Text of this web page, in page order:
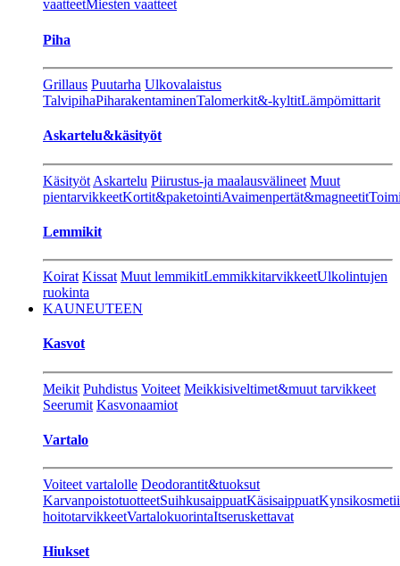
vaatteetMiesten vaatteet
Piha
Grillaus Puutarha Ulkovalaistus
TalvipihaPiharakentaminenTalomerkit&-kyltitLämpömittarit
Askartelu&käsityöt
Käsityöt Askartelu Piirustus-ja maalausvälineet Muut
pientarvikkeetKortit&paketointiAvaimenpertät&magneetit
Lemmikit
Koirat Kissat Muut lemmikitLemmikkitarvikkeetUlkolintujen
ruokinta
KAUNEUTEEN
Kasvot
Meikit Puhdistus Voiteet Meikkisiveltimet&muut tarvikkeet
Seerumit Kasvonaamiot
Vartalo
Voiteet vartalolle Deodorantit&tuoksut
KarvanpoistotuotteetSuihkusaippuatKäsisaippuat
hoitotarvikkeetVartalokuorintaItseruskettavat
Hiukset